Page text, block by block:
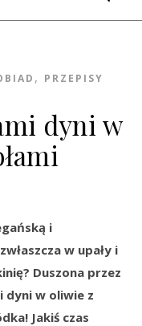
, PRZEPISY
dyni w
i
w upały i
Duszona przez
dyni w oliwie z
Jakiś czas